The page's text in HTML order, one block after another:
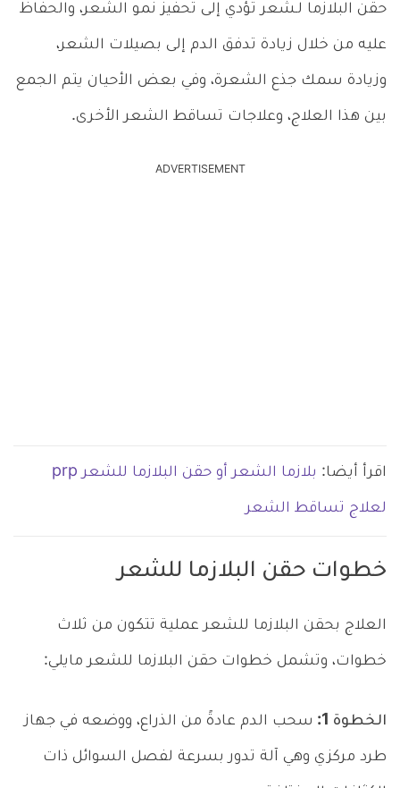
حقن البلازما لـشعر تؤدي إلى تحفيز نمو الشعر، والحفاظ
عليه من خلال زيادة تدفق الدم إلى بصيلات الشعر،
وزيادة سمك جذع الشعرة، وفي بعض الأحيان يتم الجمع
بين هذا العلاج، وعلاجات تساقط الشعر الأخرى.
ADVERTISEMENT
اقرأ أيضا: بلازما الشعر أو حقن البلازما للشعر prp
لعلاج تساقط الشعر
خطوات حقن البلازما للشعر
العلاج بحقن البلازما للشعر عملية تتكون من ثلاث
خطوات، وتشمل خطوات حقن البلازما للشعر مايلي:
الخطوة 1: سحب الدم عادةً من الذراع، ووضعه في جهاز
طرد مركزي وهي آلة تدور بسرعة لفصل السوائل ذات